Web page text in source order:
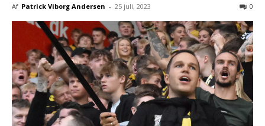
Af Patrick Viborg Andersen - 25 juli, 2023 0